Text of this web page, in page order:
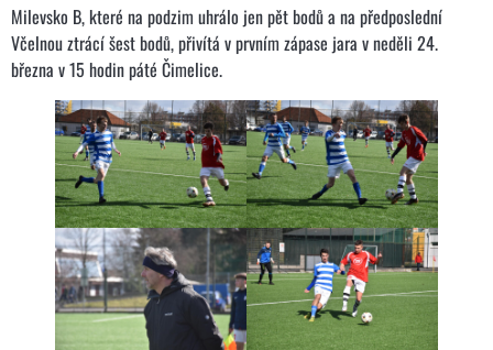
Milevsko B, které na podzim uhrálo jen pět bodů a na předposlední
Včelnou ztrácí šest bodů, přivítá v prvním zápase jara v neděli 24.
března v 15 hodin páté Čimelice.